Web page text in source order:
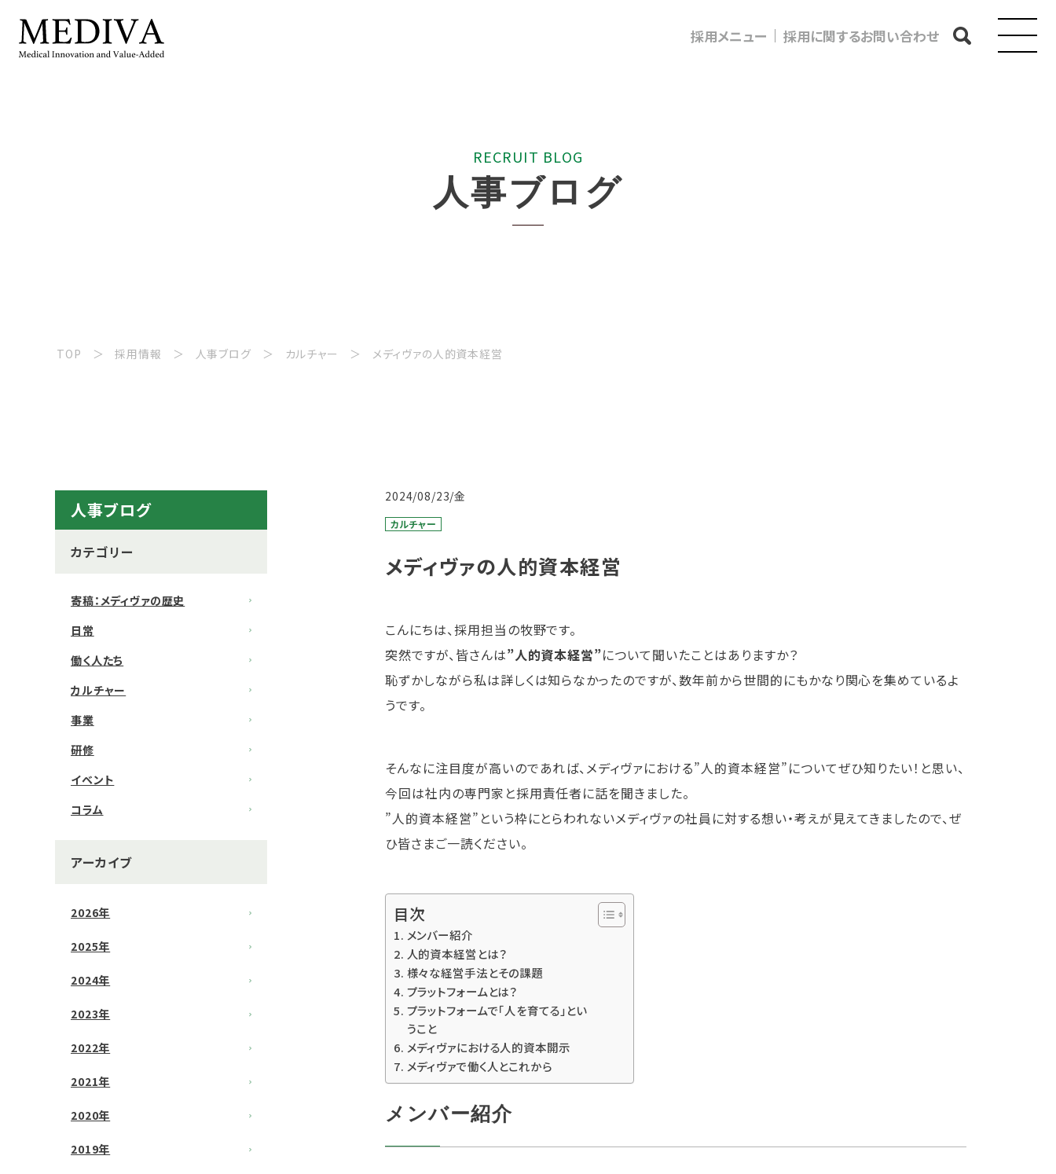
採用メニュー 採用に関するお問い合わせ
RECRUIT BLOG
人事ブロ グ
TOP 採用情報 人事ブログ カルチャー メディヴァの人的資本経営
人事ブログ
カテゴリー
寄稿：メディヴァの歴史
日常
働く人たち
カルチャー
事業
研修
イベント
コラム
アーカイブ
2026年
2025年
2024年
2023年
2022年
2021年
2020年
2019年
2024/08/23/金
カルチャー
メディヴァの人的資本経営
こんにちは、採用担当の牧野です。
突然ですが、皆さんは”人的資本経営”について聞いたことはありますか？
恥ずかしながら私は詳しくは知らなかったのですが、数年前から世間的にもかなり関心を集めているよ
うです。
そんなに注目度が高いのであれば、メディヴァにおける”人的資本経営”についてぜひ知りたい！と思い、
今回は社内の専門家と採用責任者に話を聞きました。
”人的資本経営”という枠にとらわれないメディヴァの社員に対する想い・考えが見えてきましたので、ぜ
ひ皆さまご一読ください。
目次
メンバー紹介
人的資本経営とは？
様々な経営手法とその課題
プラットフォームとは？
プラットフォームで「人を育てる」とい
うこと
メディヴァにおける人的資本開示
メディヴァで働く人とこれから
メンバー紹介